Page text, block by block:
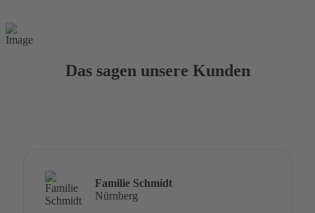
Das sagen unsere Kunden
Familie Schmidt
Nürnberg